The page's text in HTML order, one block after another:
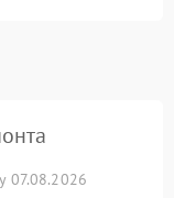
07.08.2026